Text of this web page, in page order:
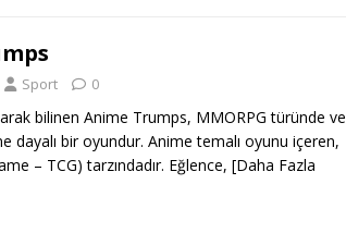
Sport 0
bilinen Anime Trumps, MMORPG türünde ve
dayalı bir oyundur. Anime temalı oyunu içeren,
– TCG) tarzındadır. Eğlence, [Daha Fazla